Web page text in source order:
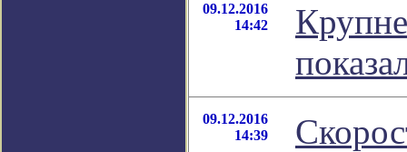
09.12.2016
14:42
09.12.2016
14:39